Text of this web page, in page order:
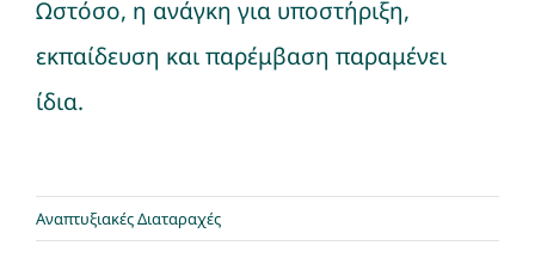
Ωστόσο, η ανάγκη για υποστήριξη,
εκπαίδευση και παρέμβαση παραμένει
ίδια.
Αναπτυξιακές Διαταραχές